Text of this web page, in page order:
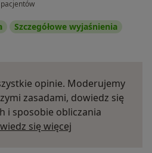
Szczegółowe wyjaśnienia
opinie. Moderujemy
zasadami, dowiedz się
i sposobie obliczania
się więcej